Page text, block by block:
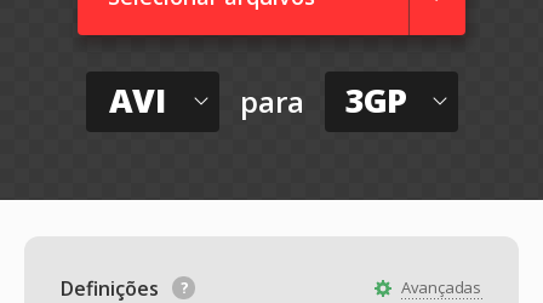
AVI para 3GP
Avançadas
Definições